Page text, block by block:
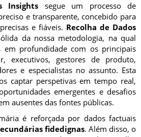
Insights segue um processo de
e transparente, concebido para
e fiáveis. Recolha de Dados
da nossa metodologia, na qual
em profundidade com os principais
executivos, gestores de produto,
e especialistas no assunto. Esta
captar perspetivas em tempo real,
emergentes e desafios
ausentes das fontes públicas.
é reforçada por dados factuais
fidedignas. Além disso, o